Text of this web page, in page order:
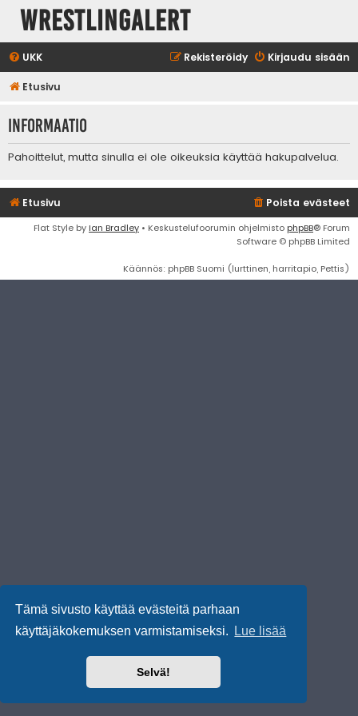
Tämä sivusto käyttää evästeitä parhaan
käyttäjäkokemuksen varmistamiseksi.
Lue lisää
Selvä!
WrestlingAlert
UKK Kirjaudu sisään
Rekisteröidy
Etusivu
Informaatio
Pahoittelut, mutta sinulla ei ole oikeuksia käyttää hakupalvelua.
Etusivu Poista evästeet
Flat Style by Ian Bradley • Keskustelufoorumin ohjelmisto phpBB® Forum
Software © phpBB Limited
Käännös: phpBB Suomi (lurttinen, harritapio, Pettis)